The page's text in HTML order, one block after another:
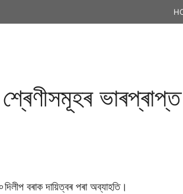
শ্ৰেণীসমূহৰ
দিলীপ বৰাক দায়িত্বৰ পৰা অব্যাহতি।